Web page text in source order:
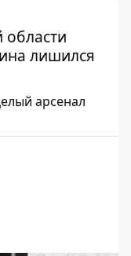
области
лишился
арсенал